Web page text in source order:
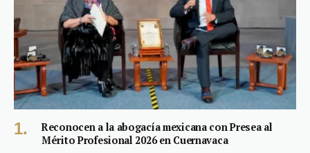
Reconocen a la abogacía mexicana con Presea al
Mérito Profesional 2026 en Cuernavaca